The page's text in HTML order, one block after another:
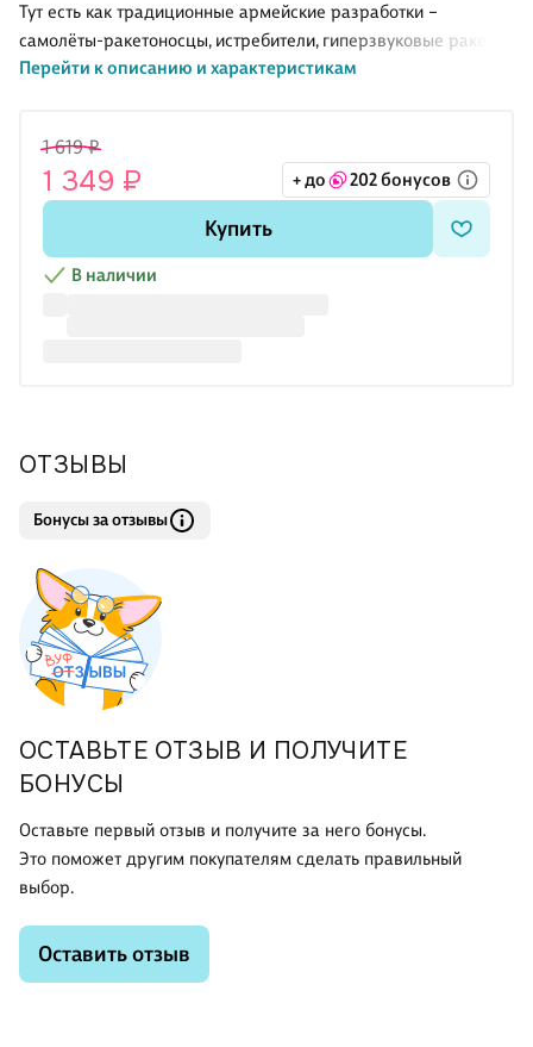
Тут есть как традиционные армейские разработки –
самолёты-ракетоносцы, истребители, гиперзвуковые ракеты,
сверхмощные бомбы и т. п., так и совершенно оригинальные
переоборудованных для войны легкомоторных самолётов,
многочисленные прокси-силы и многое другое. Многие из
этих программ невозможны без скачка в области
фундаментальной физики, микроэлектроники и военной
разведки. Книга позволяет создать комплексный взгляд на
Перейти к описанию и характеристикам
1 619 ₽
1 349 ₽ + до 202 бонусов
Купить
В наличии
ОТЗЫВЫ
Бонусы за отзывы
ОСТАВЬТЕ ОТЗЫВ И ПОЛУЧИТЕ
БОНУСЫ
Оставьте первый отзыв и получите за него бонусы.
Это поможет другим покупателям сделать правильный
выбор.
Оставить отзыв